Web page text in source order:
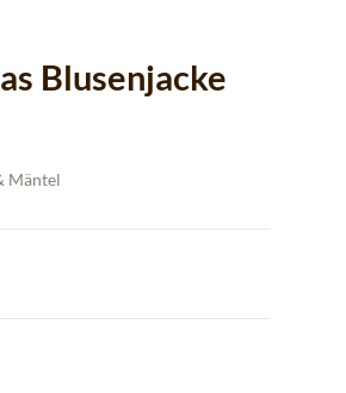
Blusenjacke
Mäntel